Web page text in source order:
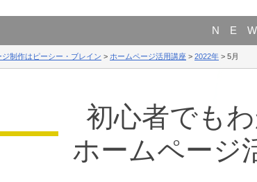
ジ制作はピーシー・ブレイン > ホームページ活用講座 > 2022年 > 5月
初心者でも
ホームページ